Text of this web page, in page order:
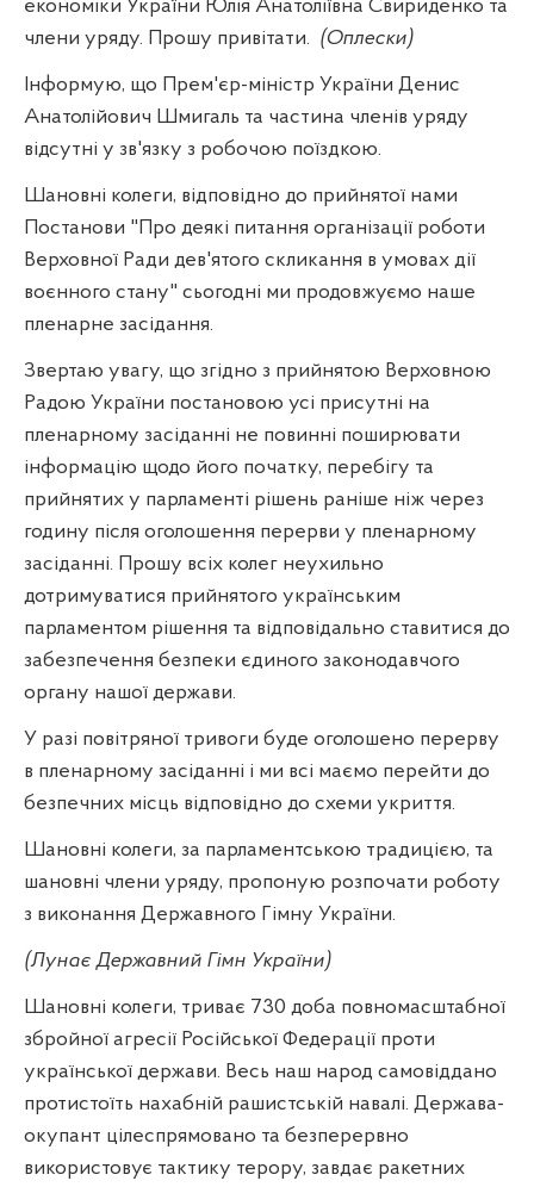
економіки України Юлія Анатоліївна Свириденко та
члени уряду. Прошу привітати. (Оплески)
Інформую, що Прем'єр-міністр України Денис
Анатолійович Шмигаль та частина членів уряду
відсутні у зв'язку з робочою поїздкою.
Шановні колеги, відповідно до прийнятої нами
Постанови "Про деякі питання організації роботи
Верховної Ради дев'ятого скликання в умовах дії
воєнного стану" сьогодні ми продовжуємо наше
пленарне засідання.
Звертаю увагу, що згідно з прийнятою Верховною
Радою України постановою усі присутні на
пленарному засіданні не повинні поширювати
інформацію щодо його початку, перебігу та
прийнятих у парламенті рішень раніше ніж через
годину після оголошення перерви у пленарному
засіданні. Прошу всіх колег неухильно
дотримуватися прийнятого українським
парламентом рішення та відповідально ставитися до
забезпечення безпеки єдиного законодавчого
органу нашої держави.
У разі повітряної тривоги буде оголошено перерву
в пленарному засіданні і ми всі маємо перейти до
безпечних місць відповідно до схеми укриття.
Шановні колеги, за парламентською традицією, та
шановні члени уряду, пропоную розпочати роботу
з виконання Державного Гімну України.
(Лунає Державний Гімн України)
Шановні колеги, триває 730 доба повномасштабної
збройної агресії Російської Федерації проти
української держави. Весь наш народ самовіддано
протистоїть нахабній рашистській навалі. Держава-
окупант цілеспрямовано та безперервно
використовує тактику терору, завдає ракетних